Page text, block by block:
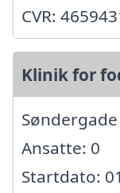
CVR:
Klinik for
Ansatte: 0
Startdato: